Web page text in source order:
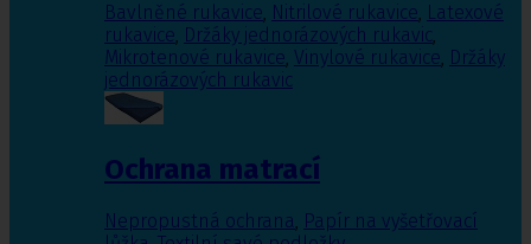
Bavlněné rukavice, Nitrilové rukavice, Latexové
rukavice, Držáky jednorázových rukavic,
Mikrotenové rukavice, Vinylové rukavice, Držáky
jednorázových rukavic
Ochrana matrací
Nepropustná ochrana, Papír na vyšetřovací